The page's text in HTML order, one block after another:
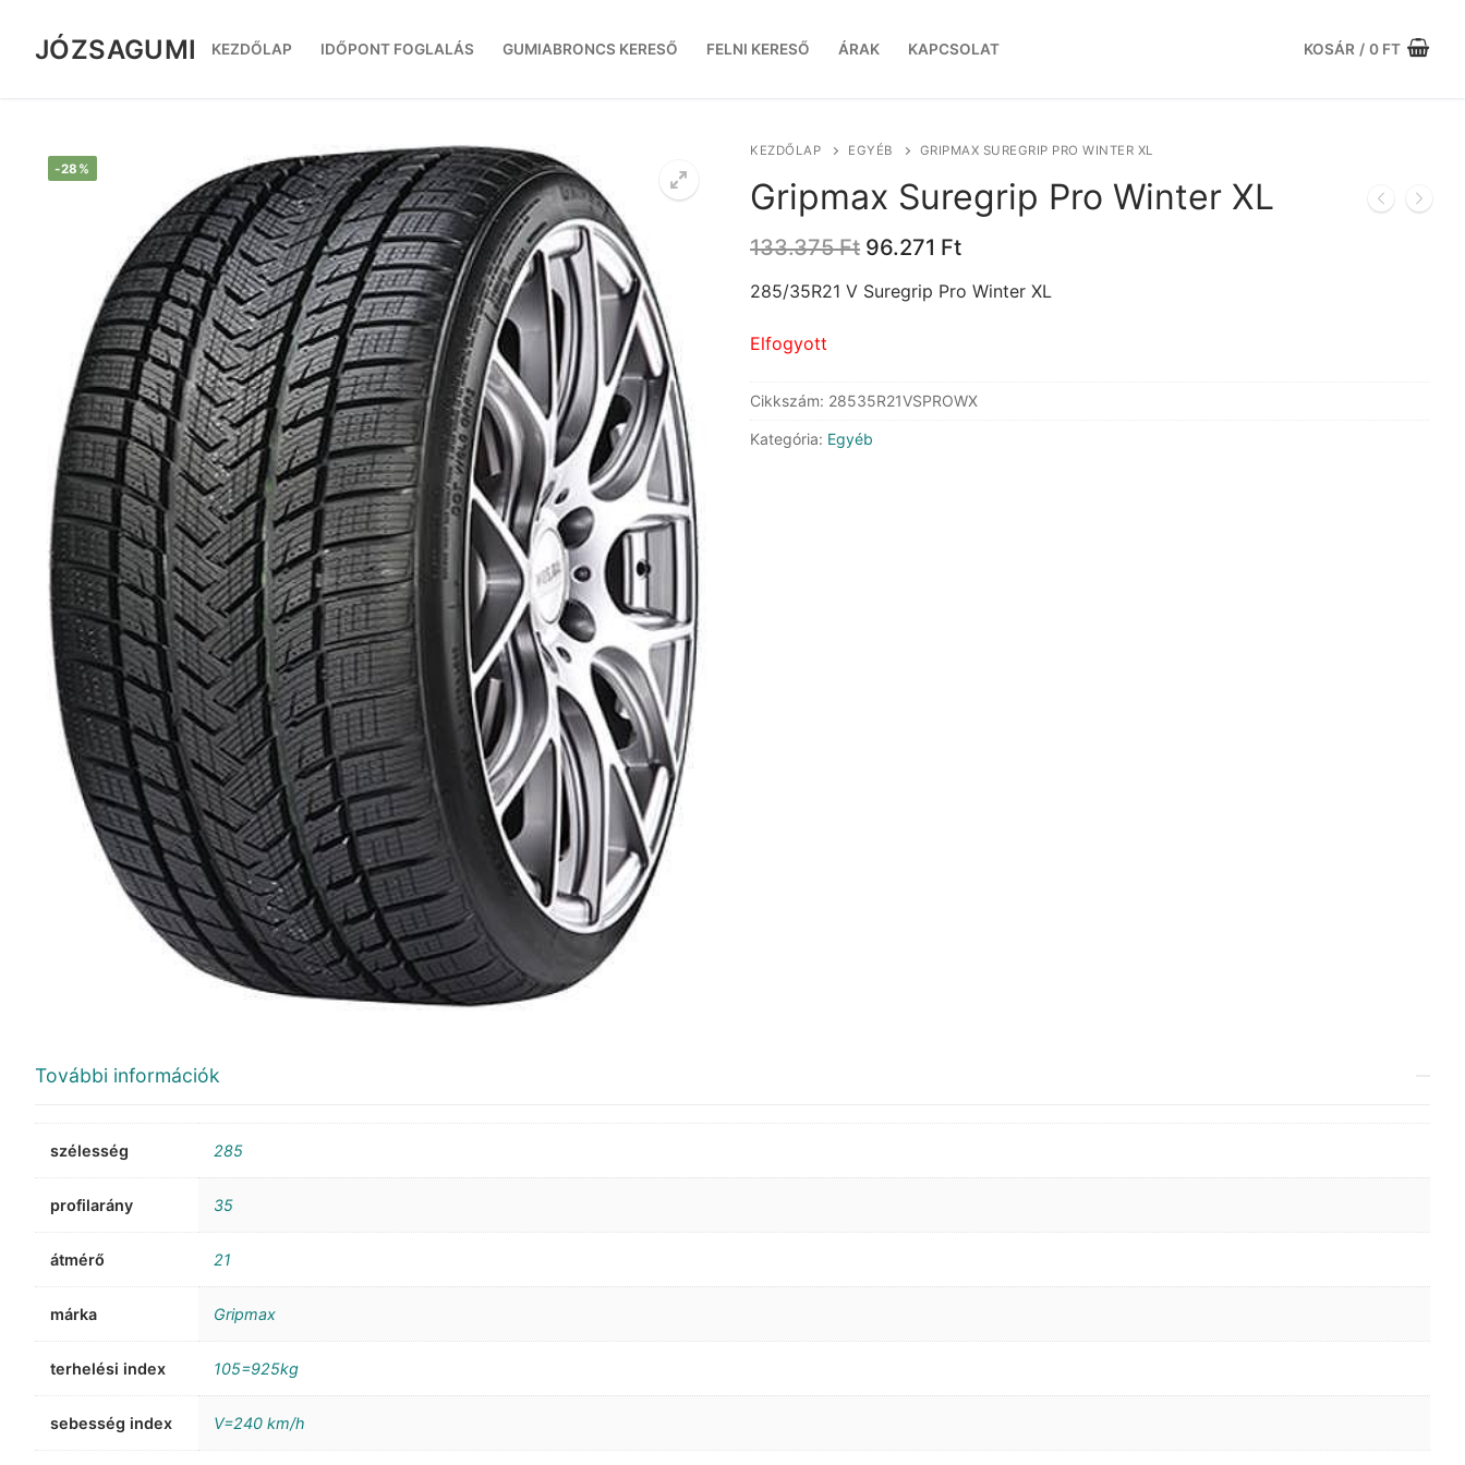
tartalomra
JÓZSAGUMI KEZDŐLAP IDŐPONT FOGLALÁS GUMIABRONCS KERESŐ FELNI KERESŐ ÁRAK KAPCSOLAT KOSÁR / 0 FT
-28%
KEZDŐLAP EGYÉB GRIPMAX SUREGRIP PRO WINTER XL
Gripmax Suregrip Pro Winter XL
133.375Ft Original
was:
96.271 FtCurrent
is:
285/35R21 V Suregrip Pro Winter XL
Elfogyott
Cikkszám: 28535R21VSPROWX
Kategória: Egyéb
További információk
szélesség 285
profilarány 35
átmérő 21
márka Gripmax
terhelési index 105=925kg
sebesség index V=240 km/h